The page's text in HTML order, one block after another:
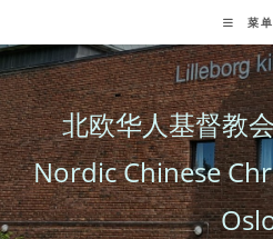
to
content
菜单
北欧华人基督教
Nordic Chinese